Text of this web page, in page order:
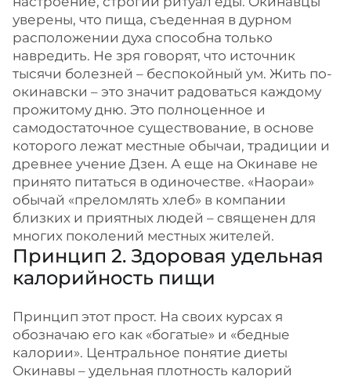
уверены, что пища, съеденная в дурном
расположении духа способна только
навредить. Не зря говорят, что источник
тысячи болезней – беспокойный ум. Жить по-
окинавски – это значит радоваться каждому
прожитому дню. Это полноценное и
самодостаточное существование, в основе
которого лежат местные обычаи, традиции и
древнее учение Дзен. А еще на Окинаве не
принято питаться в одиночестве. «Наораи»
обычай «преломлять хлеб» в компании
близких и приятных людей – священен для
многих поколений местных жителей.
Принцип 2. Здоровая удельная
калорийность пищи
Принцип этот прост. На своих курсах я
обозначаю его как «богатые» и «бедные
калории». Центральное понятие диеты
Окинавы – удельная плотность калорий